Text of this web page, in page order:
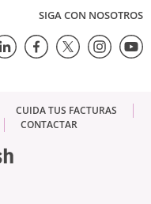
SIGA CON NOSOTROS
CUIDA TUS FACTURAS
CONTACTAR